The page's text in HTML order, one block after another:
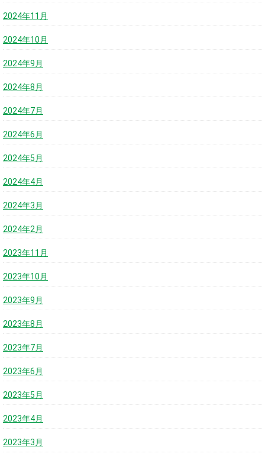
2024年11月
2024年10月
2024年9月
2024年8月
2024年7月
2024年6月
2024年5月
2024年4月
2024年3月
2024年2月
2023年11月
2023年10月
2023年9月
2023年8月
2023年7月
2023年6月
2023年5月
2023年4月
2023年3月